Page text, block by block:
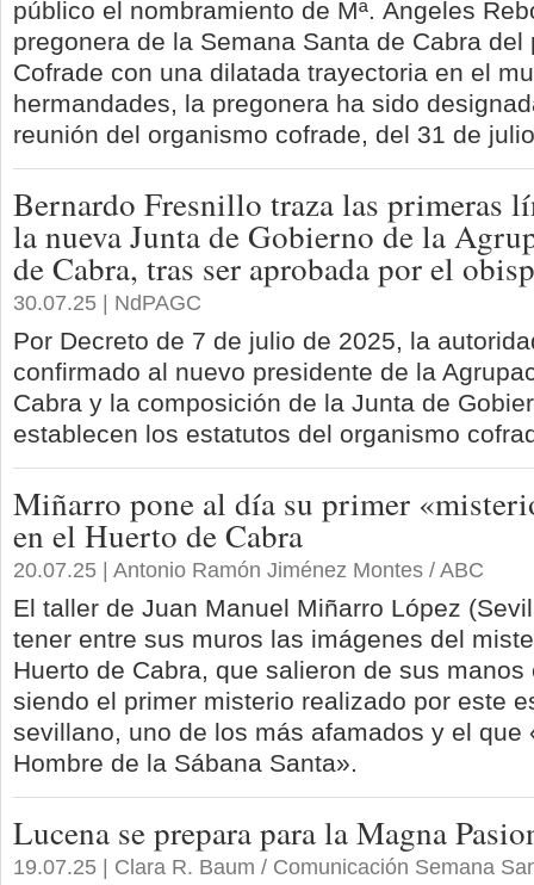
público el nombramiento de Mª. Ángeles
pregonera de la Semana Santa de Cabra
Cofrade con una dilatada trayectoria en el
hermandades, la pregonera ha sido
reunión del organismo cofrade, del 31 de
Bernardo Fresnillo traza las primeras
la nueva Junta de Gobierno de la
de Cabra, tras ser aprobada por el
30.07.25 | NdPAGC
Por Decreto de 7 de julio de 2025, la
confirmado al nuevo presidente de la
Cabra y la composición de la Junta de
establecen los estatutos del organismo
Miñarro pone al día su primer
en el Huerto de Cabra
20.07.25 | Antonio Ramón Jiménez Montes / ABC
El taller de Juan Manuel Miñarro López
tener entre sus muros las imágenes del
Huerto de Cabra, que salieron de sus
siendo el primer misterio realizado por este
sevillano, uno de los más afamados y el que
Hombre de la Sábana Santa».
Lucena se prepara para la Magna
19.07.25 | Clara R. Baum / Comunicación Semana